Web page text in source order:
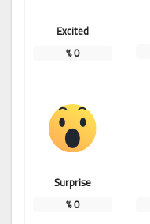
Excited
0
%
Surprise
0
%